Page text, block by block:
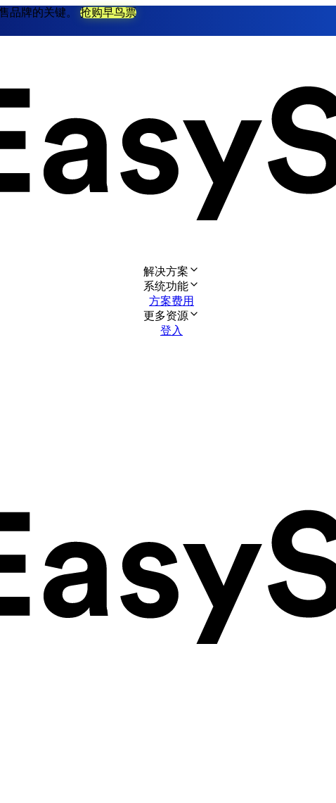
品牌的关键。 抢购早鸟票
解决方案
系统功能
方案费用
更多资源
登入